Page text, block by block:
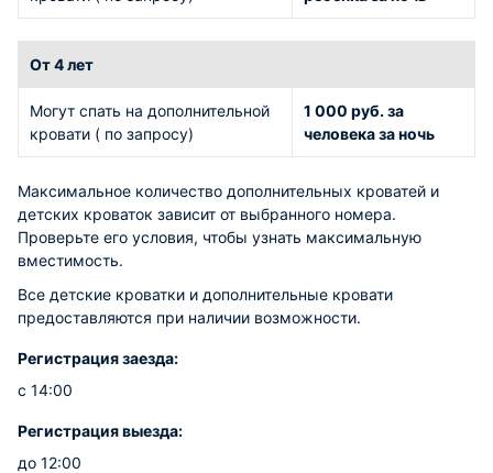
От 4 лет
Могут спать на дополнительной
кровати ( по запросу)
1 000 руб. за
человека за ночь
Максимальное количество дополнительных кроватей и
детских кроваток зависит от выбранного номера.
Проверьте его условия, чтобы узнать максимальную
вместимость.
Все детские кроватки и дополнительные кровати
предоставляются при наличии возможности.
Регистрация заезда:
с 14:00
Регистрация выезда:
до 12:00